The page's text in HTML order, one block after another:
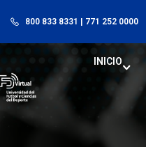
800 833 8331 | 771 252 0000
INICIO